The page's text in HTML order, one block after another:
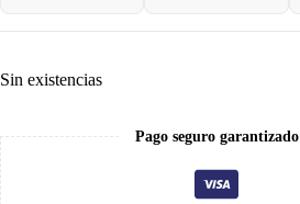
Sin existencias
Pago seguro garantizado